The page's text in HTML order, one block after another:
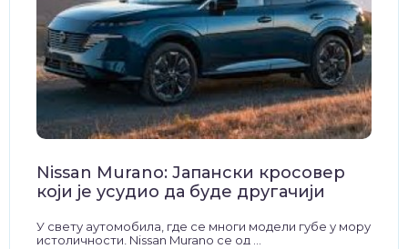
Nissan Murano: Јапански кросовер
који је усудио да буде другачији
У свету аутомобила, где се многи модели губе у мору
истоличности, Nissan Murano се од ...